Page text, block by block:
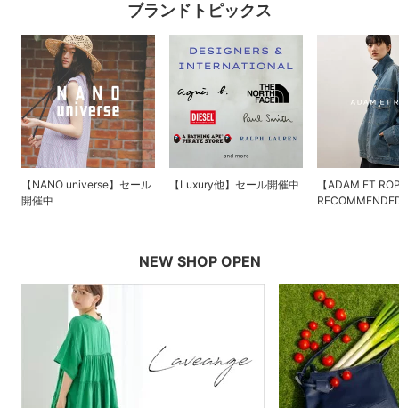
ブランドトピックス
【NANO universe】セール
開催中
【Luxury他】セール開催中
【ADAM ET
NEW SHOP OPEN